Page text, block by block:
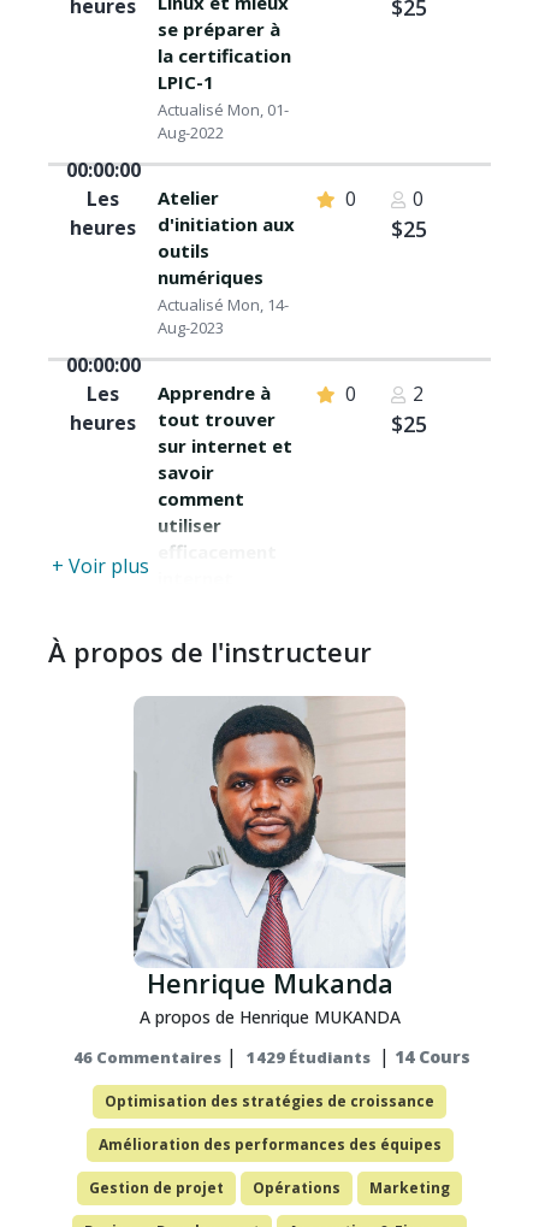
+ Voir plus
heures
se préparer à
la certification
LPIC-1
Actualisé Mon, 01-
Aug-2022
$25
00:00:00
Les
heures
Atelier
d'initiation aux
outils
numériques
Actualisé Mon, 14-
Aug-2023
0 0
$25
00:00:00
Les
heures
Apprendre à
tout trouver
sur internet et
savoir
comment
utiliser
efficacement
0 2
$25
00:00:00
Savoir utiliser
internet pour
des recherches
scientifiques
Actualisé Mon, 14-
Aug-2023
0
$25
À propos de l'instructeur
Henrique Mukanda
A propos de Henrique MUKANDA
46 Commentaires | 1429 Étudiants | 14 Cours
Optimisation des stratégies de croissance
Amélioration des performances des équipes
Gestion de projet Opérations Marketing